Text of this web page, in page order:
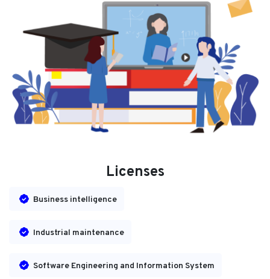
Licenses
Business intelligence
Industrial maintenance
Software Engineering and Information System